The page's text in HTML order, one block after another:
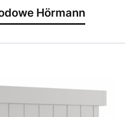
Hörmann